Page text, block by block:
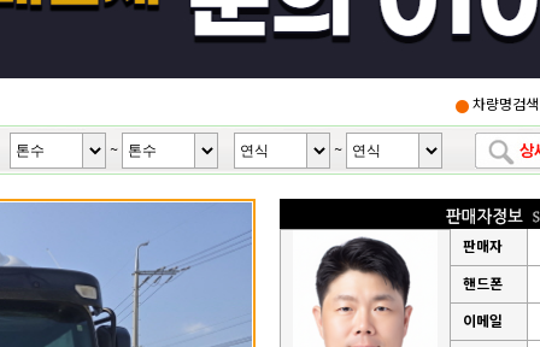
차량명검색
~ ~
판매자
핸드폰
이메일